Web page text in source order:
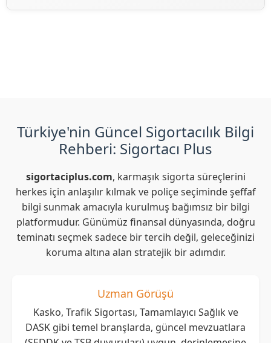
görebilirsiniz. Ayrıca, Türk Nippon Sigorta'nunresmi
Türkiye'nin Güncel Sigortacılık Bilgi
Rehberi: Sigortacı Plus
sigortaciplus.com, karmaşık sigorta süreçlerini
herkes için anlaşılır kılmak ve poliçe seçiminde şeffaf
bilgi sunmak amacıyla kurulmuş bağımsız bir bilgi
platformudur. Günümüz finansal dünyasında, doğru
teminatı seçmek sadece bir tercih değil, geleceğinizi
koruma altına alan stratejik bir adımdır.
Uzman Görüşü
Kasko, Trafik Sigortası, Tamamlayıcı Sağlık ve
DASK gibi temel branşlarda, güncel mevzuatlara